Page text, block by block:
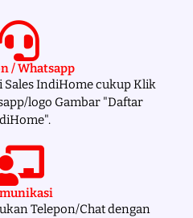
/ Whatsapp
Sales IndiHome cukup Klik
logo Gambar "Daftar
Telepon/Chat dengan